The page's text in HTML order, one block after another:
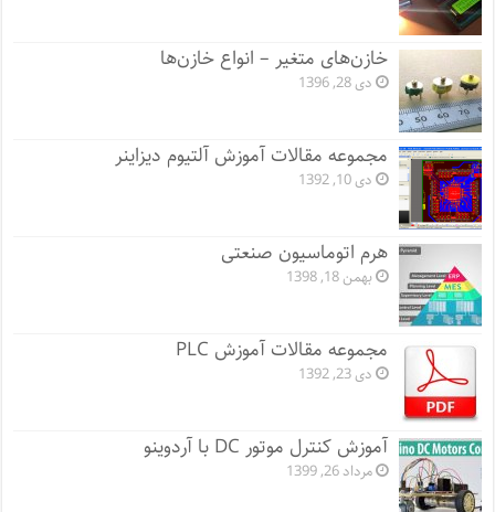
خازن‌های متغیر – انواع خازن‌ها
دی 28, 1396
مجموعه مقالات آموزش آلتیوم دیزاینر
دی 10, 1392
هرم اتوماسیون صنعتی
بهمن 18, 1398
مجموعه مقالات آموزش PLC
دی 23, 1392
آموزش کنترل موتور DC با آردوینو
مرداد 26, 1399